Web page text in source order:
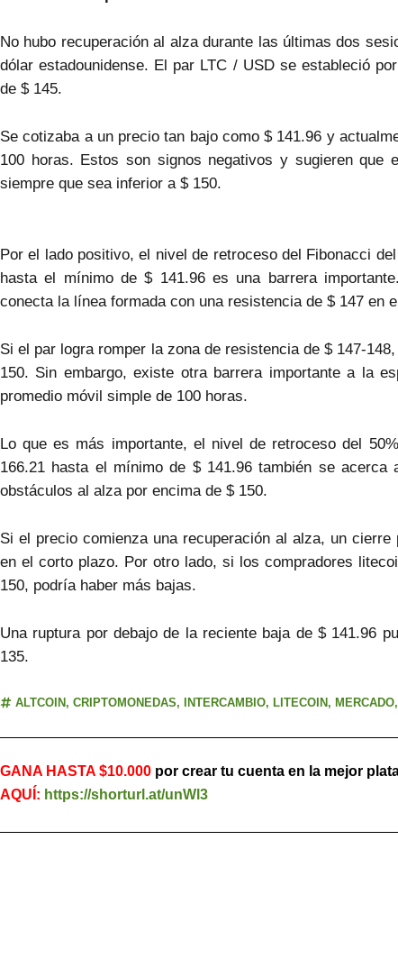
No hubo recuperación al alza durante las últimas dos
dólar estadounidense. El par LTC / USD se estableció
de $ 145.
Se cotizaba a un precio tan bajo como $ 141.96 y
100 horas. Estos son signos negativos y sugieren que
siempre que sea inferior a $ 150.
Por el lado positivo, el nivel de retroceso del Fibonacci
hasta el mínimo de $ 141.96 es una barrera
conecta la línea formada con una resistencia de $ 147 en
Si el par logra romper la zona de resistencia de $ 147-
150. Sin embargo, existe otra barrera importante a la
promedio móvil simple de 100 horas.
Lo que es más importante, el nivel de retroceso del
166.21 hasta el mínimo de $ 141.96 también se
obstáculos al alza por encima de $ 150.
Si el precio comienza una recuperación al alza, un
en el corto plazo. Por otro lado, si los compradores
150, podría haber más bajas.
Una ruptura por debajo de la reciente baja de $ 141.96
135.
ALTCOIN, CRIPTOMONEDAS, INTERCAMBIO, LITECOIN, MERCADO,
GANA HASTA $10.000 por crear tu cuenta en la mejor
AQUÍ: https://shorturl.at/unWl3